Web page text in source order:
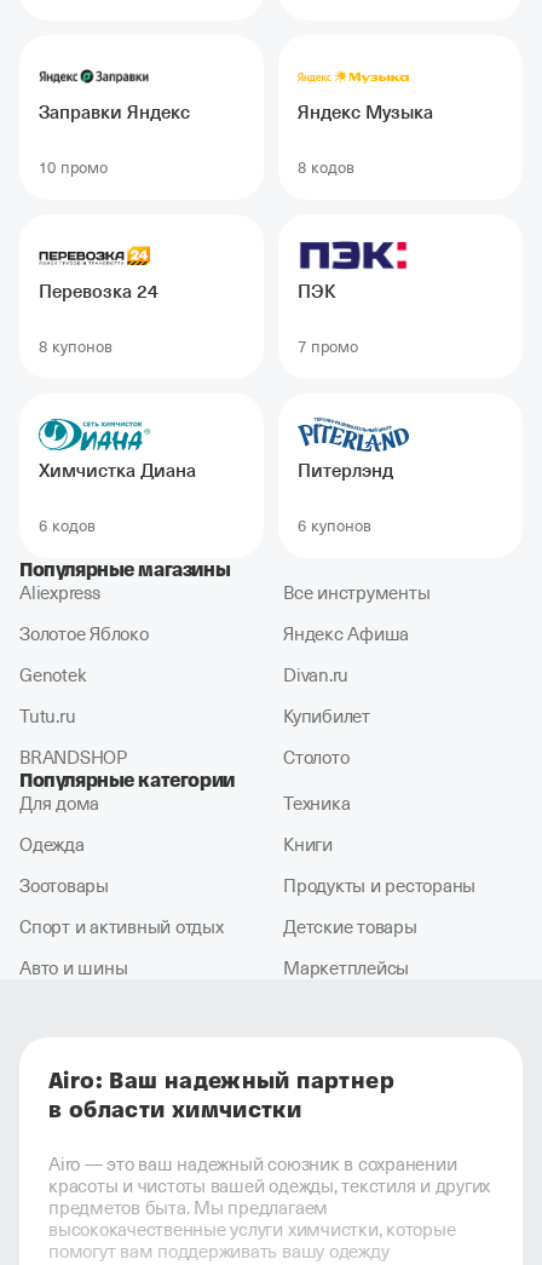
Заправки Яндекс
10 промо
Яндекс Музыка
8 кодов
Перевозка 24
8 купонов
ПЭК
7 промо
Химчистка Диана
6 кодов
Питерлэнд
6 купонов
Популярные магазины
Aliexpress Все инструменты
Золотое Яблоко Яндекс Афиша
Genotek Divan.ru
Tutu.ru Купибилет
BRANDSHOP Столото
Популярные категории
Для дома Техника
Одежда Книги
Зоотовары Продукты и рестораны
Спорт и активный отдых Детские товары
Авто и шины Маркетплейсы
Airo: Ваш надежный партнер
в области химчистки
Airo — это ваш надежный союзник в сохранении
красоты и чистоты вашей одежды, текстиля и других
предметов быта. Мы предлагаем
высококачественные услуги химчистки, которые
помогут вам поддерживать вашу одежду